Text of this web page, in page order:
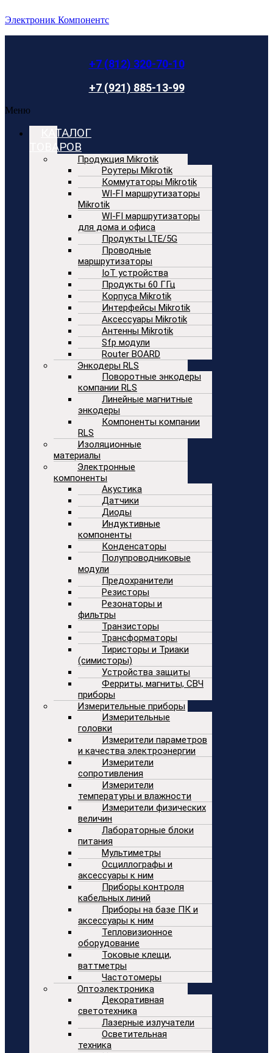
Электроник Компонентс
+7 (812) 320-70-10
+7 (921) 885-13-99
Меню
КАТАЛОГ
ТОВАРОВ
Продукция Mikrotik
Роутеры Mikrotik
Коммутаторы Mikrotik
WI-FI маршрутизаторы
Mikrotik
WI-FI маршрутизаторы
для дома и офиса
Продукты LTE/5G
Проводные
маршрутизаторы
IoT устройства
Продукты 60 ГГц
Корпуса Mikrotik
Интерфейсы Mikrotik
Аксессуары Mikrotik
Антенны Mikrotik
Sfp модули
Router BOARD
Энкодеры RLS
Поворотные энкодеры
компании RLS
Линейные магнитные
энкодеры
Компоненты компании
RLS
Изоляционные
материалы
Электронные
компоненты
Акустика
Датчики
Диоды
Индуктивные
компоненты
Конденсаторы
Полупроводниковые
модули
Предохранители
Резисторы
Резонаторы и
фильтры
Транзисторы
Трансформаторы
Тиристоры и Триаки
(симисторы)
Устройства защиты
Ферриты, магниты, СВЧ
приборы
Измерительные приборы
Измерительные
головки
Измерители параметров
и качества электроэнергии
Измерители
сопротивления
Измерители
температуры и влажности
Измерители физических
величин
Лабораторные блоки
питания
Мультиметры
Осциллографы и
аксессуары к ним
Приборы контроля
кабельных линий
Приборы на базе ПК и
аксессуары к ним
Тепловизионное
оборудование
Токовые клещи,
ваттметры
Частотомеры
Оптоэлектроника
Декоративная
светотехника
Лазерные излучатели
Осветительная
техника